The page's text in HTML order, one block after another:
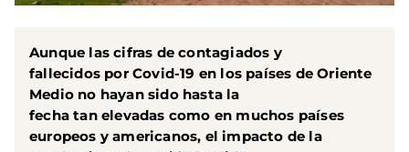
Aunque las cifras de contagiados y
fallecidos por Covid-19 en los países de Oriente
Medio no hayan sido hasta la
fecha tan elevadas como en muchos países
europeos y americanos, el impacto de la